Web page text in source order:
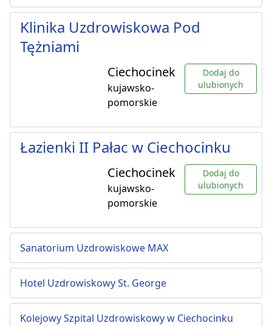
Klinika Uzdrowiskowa Pod
Tężniami
Ciechocinek
kujawsko-
pomorskie
Dodaj do
ulubionych
Łazienki II Pałac w Ciechocinku
Ciechocinek
kujawsko-
pomorskie
Dodaj do
ulubionych
Sanatorium Uzdrowiskowe MAX
Hotel Uzdrowiskowy St. George
Kolejowy Szpital Uzdrowiskowy w Ciechocinku